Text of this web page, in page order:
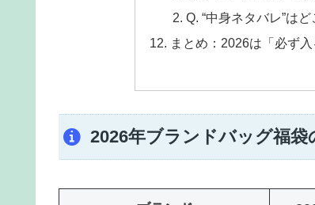
Q. “中身ネタバレ”は
まとめ：2026は「必ず
2026年ブランドバッグ福袋